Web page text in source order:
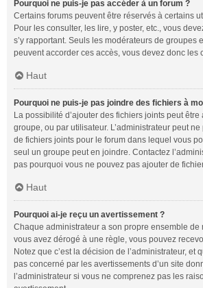
Pourquoi ne puis-je pas accéder à un forum ?
Certains forums peuvent être réservés à certains
Pour les consulter, les lire, y poster, etc., vous
s’y rapportant. Seuls les modérateurs de groupes
peuvent accorder ces accès, vous devez donc les
Haut
Pourquoi ne puis-je pas joindre des fichiers à
La possibilité d’ajouter des fichiers joints peut
groupe, ou par utilisateur. L’administrateur peut
de fichiers joints pour le forum dans lequel vous
seul un groupe peut en joindre. Contactez
pas pourquoi vous ne pouvez pas ajouter de
Haut
Pourquoi ai-je reçu un avertissement ?
Chaque administrateur a son propre ensemble de
vous avez dérogé à une règle, vous pouvez
Notez que c’est la décision de l’administrateur, et
pas concerné par les avertissements d’un site
l’administrateur si vous ne comprenez pas les